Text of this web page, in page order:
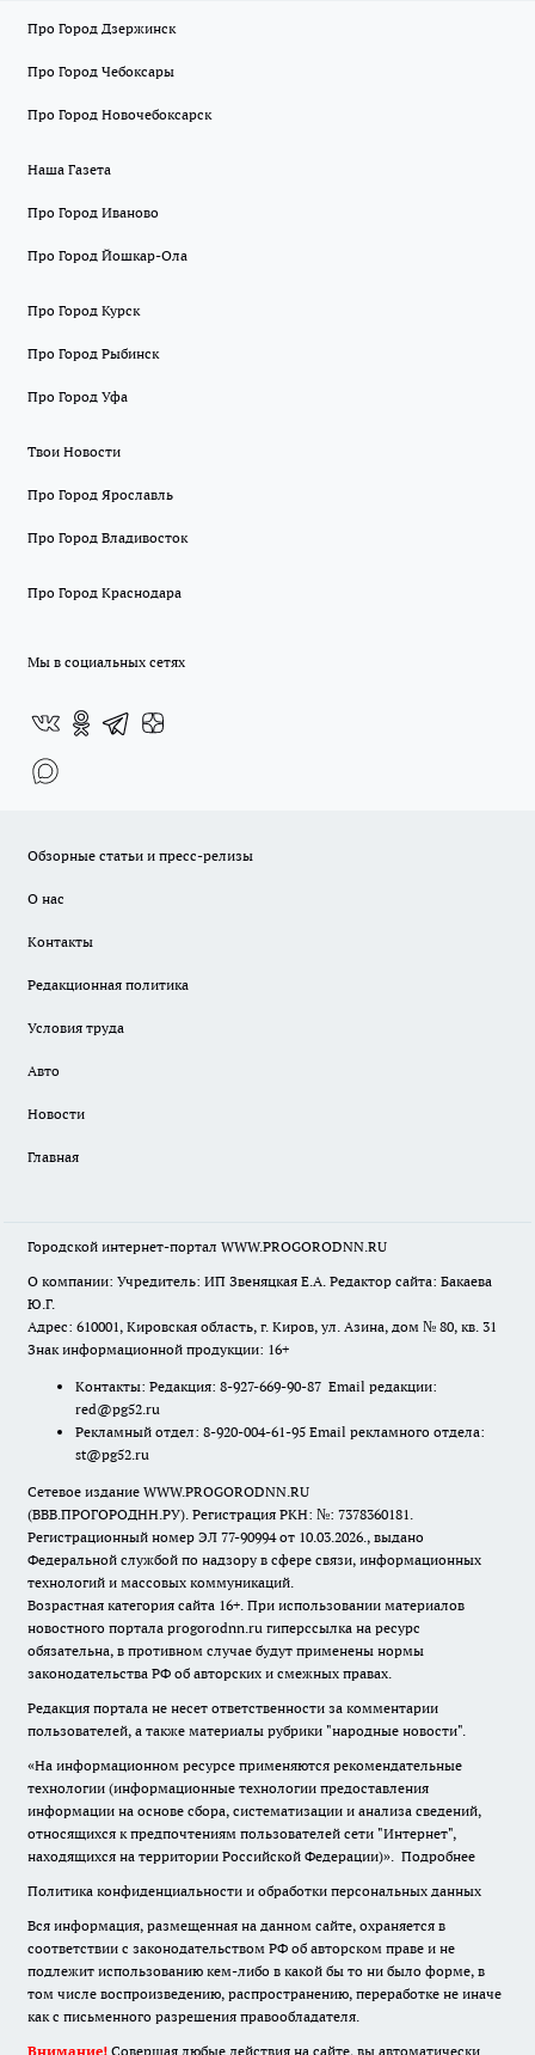
Про Город Дзержинск
Про Город Чебоксары
Про Город Новочебоксарск
Наша Газета
Про Город Иваново
Про Город Йошкар-Ола
Про Город Курск
Про Город Рыбинск
Про Город Уфа
Твои Новости
Про Город Ярославль
Про Город Владивосток
Про Город Краснодара
Мы в социальных сетях
Обзорные статьи и пресс-релизы
О нас
Контакты
Редакционная политика
Условия труда
Авто
Новости
Главная
Городской интернет-портал WWW.PROGORODNN.RU
О компании: Учредитель: ИП Звеняцкая Е.А. Редактор сайта: Бакаева
Ю.Г.
Адрес: 610001, Кировская область, г. Киров, ул. Азина, дом № 80, кв. 31
Знак информационной продукции: 16+
Контакты: Редакция: 8-927-669-90-87 Email редакции:
red@pg52.ru
Рекламный отдел: 8-920-004-61-95 Email рекламного отдела:
st@pg52.ru
Сетевое издание WWW.PROGORODNN.RU
(ВВВ.ПРОГОРОДНН.РУ). Регистрация РКН: №: 7378360181.
Регистрационный номер ЭЛ 77-90994 от 10.03.2026., выдано
Федеральной службой по надзору в сфере связи, информационных
технологий и массовых коммуникаций.
Возрастная категория сайта 16+. При использовании материалов
новостного портала progorodnn.ru гиперссылка на ресурс
обязательна, в противном случае будут применены нормы
законодательства РФ об авторских и смежных правах.
Редакция портала не несет ответственности за комментарии
пользователей, а также материалы рубрики "народные новости".
«На информационном ресурсе применяются рекомендательные
технологии (информационные технологии предоставления
информации на основе сбора, систематизации и анализа сведений,
относящихся к предпочтениям пользователей сети "Интернет",
находящихся на территории Российской Федерации)». Подробнее
Политика конфиденциальности и обработки персональных данных
Вся информация, размещенная на данном сайте, охраняется в
соответствии с законодательством РФ об авторском праве и не
подлежит использованию кем-либо в какой бы то ни было форме, в
том числе воспроизведению, распространению, переработке не иначе
как с письменного разрешения правообладателя.
Внимание! Совершая любые действия на сайте, вы автоматически